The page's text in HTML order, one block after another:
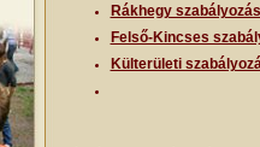
Rákhegy
Felső-Kincses
Külterületi